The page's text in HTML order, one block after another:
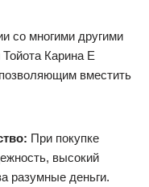
со многими другими
Карина Е
вместить
При покупке
высокий
разумные деньги.